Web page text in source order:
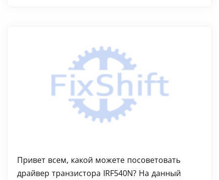
Привет всем, какой можете посоветовать
драйвер транзистора IRF540N? На данный